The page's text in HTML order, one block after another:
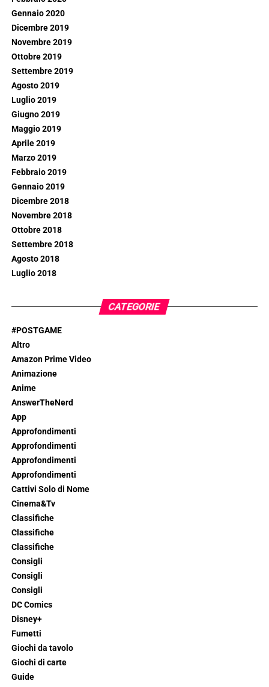
Gennaio 2020
Dicembre 2019
Novembre 2019
Ottobre 2019
Settembre 2019
Agosto 2019
Luglio 2019
Giugno 2019
Maggio 2019
Aprile 2019
Marzo 2019
Febbraio 2019
Gennaio 2019
Dicembre 2018
Novembre 2018
Ottobre 2018
Settembre 2018
Agosto 2018
Luglio 2018
CATEGORIE
#POSTGAME
Altro
Amazon Prime Video
Animazione
Anime
AnswerTheNerd
App
Approfondimenti
Approfondimenti
Approfondimenti
Approfondimenti
Cattivi Solo di Nome
Cinema&Tv
Classifiche
Classifiche
Classifiche
Consigli
Consigli
Consigli
DC Comics
Disney+
Fumetti
Giochi da tavolo
Giochi di carte
Guide